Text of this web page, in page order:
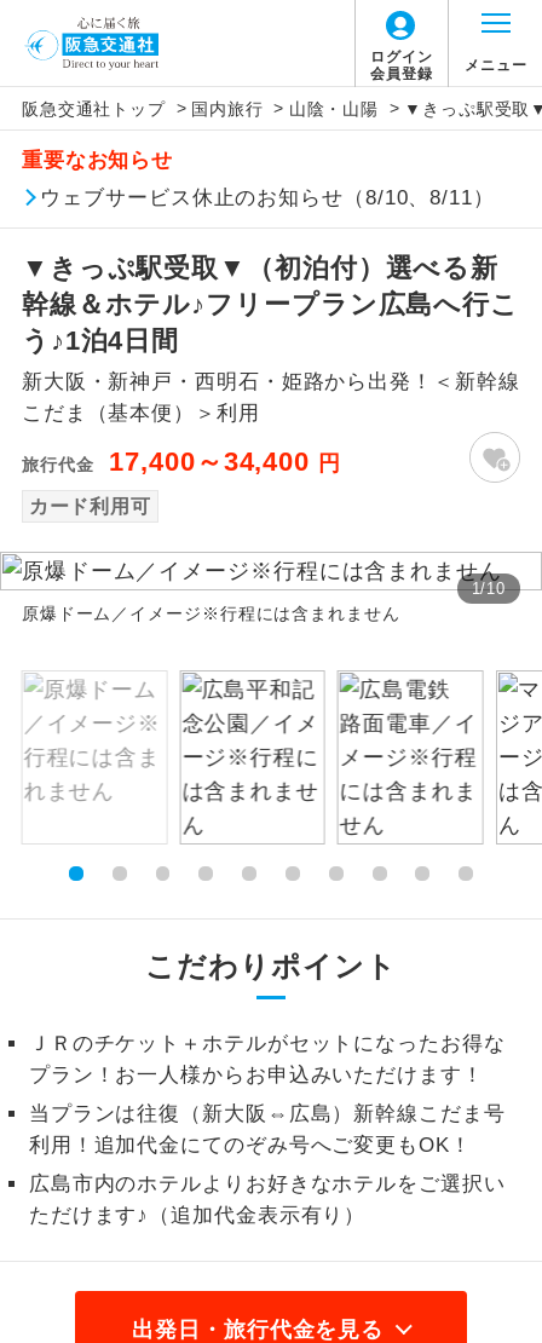
ログイン
会員登録
メニュー
阪急交通社トップ > 国内旅行 > 山陰・山陽 > ▼きっぷ駅受取
重要なお知らせ
ウェブサービス休止のお知らせ（8/10、8/11）
▼きっぷ駅受取▼（初泊付）選べる新
幹線＆ホテル♪フリープラン広島へ行こ
う♪1泊4日間
新大阪・新神戸・西明石・姫路から出発！＜新幹線
こだま（基本便）＞利用
旅行代金 17,400～34,400 円
カード利用可
1/10
原爆ドーム／イメージ※行程には含まれません
こだわりポイント
ＪＲのチケット＋ホテルがセットになったお得な
プラン！お一人様からお申込みいただけます！
当プランは往復（新大阪⇔広島）新幹線こだま号
利用！追加代金にてのぞみ号へご変更もOK！
広島市内のホテルよりお好きなホテルをご選択い
ただけます♪（追加代金表示有り）
出発日・旅行代金を見る
アイコン 説明
添乗員同行
往路出発空港（駅）から復路到着空港
（駅）まで同行します。
現地添乗員同
行
現地到着空港（駅）から最終日出発空港
（駅）まで添乗員が同行します。
バスガイド乗
務
があります。
世界遺産
絶景 絶景スポットに立ち寄るコースです。
露天風呂
ご宿泊ホテルに露天風呂が付いていま
大浴場 ご宿泊ホテルに大浴場が付いています。
全食事付き
事の心配はいりません。（機内食を除
お部屋食
お部屋にてゆっくりとお召し上がりいた
だけます。
トラベルイヤ
ホン
周りの音を気にせず、ガイドさんの説明
をじっくり聞くことができます。
1名様催行
1名様から出発可能な個人型プランで
す。
2名様催行
2名様から出発可能な個人型プランで
す。
加限定